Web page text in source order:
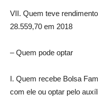
VII. Quem teve
28.559,70 em 2018
– Quem pode optar
I. Quem recebe Bolsa
com ele ou optar pelo